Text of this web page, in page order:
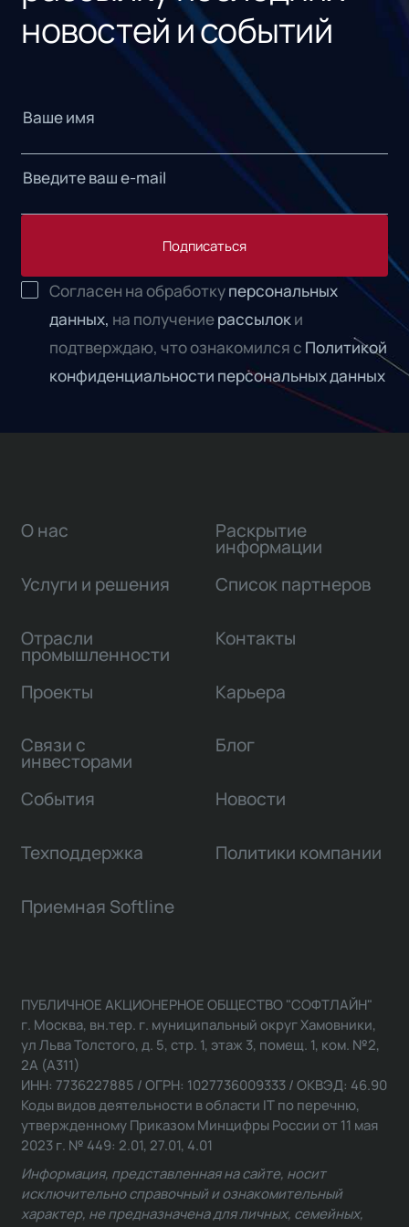
новостей и событий
Подписаться
Согласен на обработкуперсональных
данных, на получениерассылоки
подтверждаю, что ознакомился с Политикой
конфиденциальности персональных данных
О нас
Услуги и решения
Отрасли
промышленности
Проекты
Связи с
инвесторами
Раскрытие
информации
Список партнеров
Контакты
Карьера
Блог
События Новости
Техподдержка Политики компании
Приемная Softline
ПУБЛИЧНОЕ АКЦИОНЕРНОЕ ОБЩЕСТВО "СОФТЛАЙН"
г. Москва, вн.тер. г. муниципальный округ Хамовники,
ул Льва Толстого, д. 5, стр. 1, этаж 3, помещ. 1, ком. №2,
2А (А311)
ИНН: 7736227885 / ОГРН: 1027736009333 / ОКВЭД: 46.90
Коды видов деятельности в области IT по перечню,
утвержденному Приказом Минцифры России от 11 мая
2023 г. № 449: 2.01, 27.01, 4.01
Информация, представленная на сайте, носит
исключительно справочный и ознакомительный
характер, не предназначена для личных, семейных,